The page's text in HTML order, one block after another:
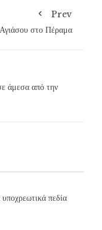
Prev
στο Πέραμα
άμεσα από την
πεδία